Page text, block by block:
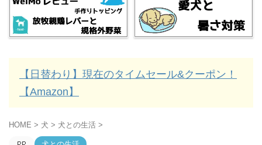
【日替わり】現在のタイムセール&クーポン！
【Amazon】
HOME > 犬 > 犬との生活 >